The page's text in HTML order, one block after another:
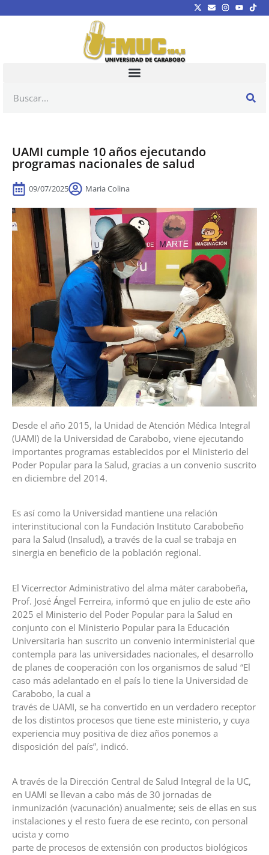
UAMI cumple 10 años ejecutando
programas nacionales de salud
09/07/2025 Maria Colina
Desde el año 2015, la Unidad de Atención Médica Integral
(UAMI) de la Universidad de Carabobo, viene ejecutando
importantes programas establecidos por el Ministerio del
Poder Popular para la Salud, gracias a un convenio suscrito
en diciembre del 2014.
Es así como la Universidad mantiene una relación
interinstitucional con la Fundación Instituto Carabobeño
para la Salud (Insalud), a través de la cual se trabaja en
sinergia en beneficio de la población regional.
El Vicerrector Administrativo del alma máter carabobeña,
Prof. José Ángel Ferreira, informó que en julio de este año
2025 el Ministerio del Poder Popular para la Salud en
conjunto con el Ministerio Popular para la Educación
Universitaria han suscrito un convenio interministerial que
contempla para las universidades nacionales, el desarrollo
de planes de cooperación con los organismos de salud “El
caso más adelantado en el país lo tiene la Universidad de
Carabobo, la cual a
través de UAMI, se ha convertido en un verdadero receptor
de los distintos procesos que tiene este ministerio, y cuya
experiencia muy positiva de diez años ponemos a
disposición del país”, indicó.
A través de la Dirección Central de Salud Integral de la UC,
en UAMI se llevan a cabo más de 30 jornadas de
inmunización (vacunación) anualmente; seis de ellas en sus
instalaciones y el resto fuera de ese recinto, con personal
ucista y como
parte de procesos de extensión con productos biológicos